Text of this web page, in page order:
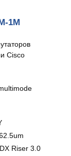
1M
Cisco
Riser 3.0